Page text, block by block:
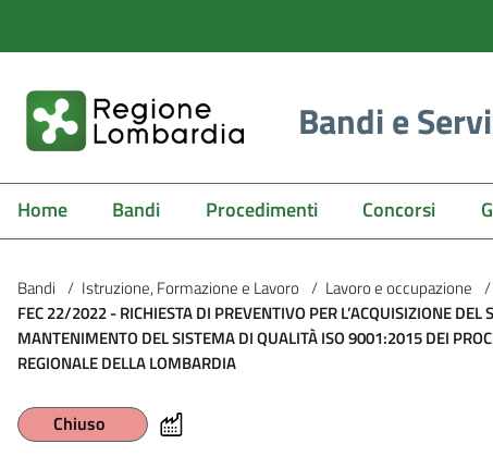
Bandi e
Home Bandi Procedimenti Concorsi
Bandi / Istruzione, Formazione e Lavoro / Lavoro e occupazione /
FEC 22/2022 - RICHIESTA DI PREVENTIVO PER L’ACQUISIZIONE DEL
MANTENIMENTO DEL SISTEMA DI QUALITÀ ISO 9001:2015 DEI
REGIONALE DELLA LOMBARDIA
Chiuso